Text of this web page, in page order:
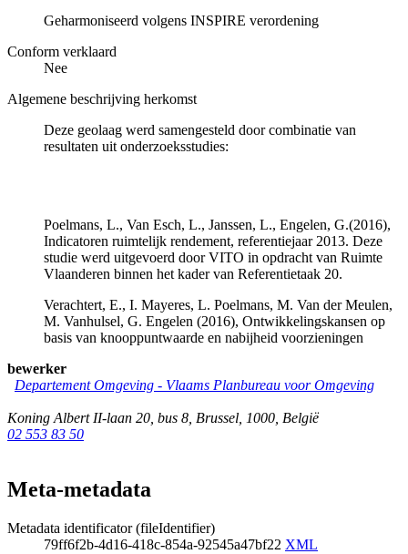
Geharmoniseerd volgens INSPIRE verordening
Conform verklaard
Nee
Algemene beschrijving herkomst
Deze geolaag werd samengesteld door combinatie van
resultaten uit onderzoeksstudies:
Poelmans, L., Van Esch, L., Janssen, L., Engelen, G.(2016),
Indicatoren ruimtelijk rendement, referentiejaar 2013. Deze
studie werd uitgevoerd door VITO in opdracht van Ruimte
Vlaanderen binnen het kader van Referentietaak 20.
Verachtert, E., I. Mayeres, L. Poelmans, M. Van der Meulen,
M. Vanhulsel, G. Engelen (2016), Ontwikkelingskansen op
basis van knooppuntwaarde en nabijheid voorzieningen
bewerker
Departement Omgeving - Vlaams Planbureau voor Omgeving
Koning Albert II-laan 20, bus 8, Brussel, 1000, België
02 553 83 50
Meta-metadata
Metadata identificator (fileIdentifier)
79ff6f2b-4d16-418c-854a-92545a47bf22 XML